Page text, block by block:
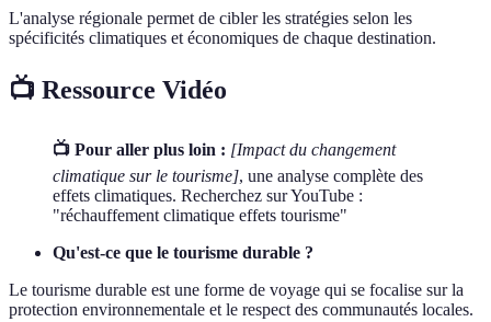
L'analyse régionale permet de cibler les stratégies selon les
spécificités climatiques et économiques de chaque destination.
📺 Ressource Vidéo
📺 Pour aller plus loin : [Impact du changement
climatique sur le tourisme], une analyse complète des
effets climatiques. Recherchez sur YouTube :
"réchauffement climatique effets tourisme"
Qu'est-ce que le tourisme durable ?
Le tourisme durable est une forme de voyage qui se focalise sur la
protection environnementale et le respect des communautés locales.